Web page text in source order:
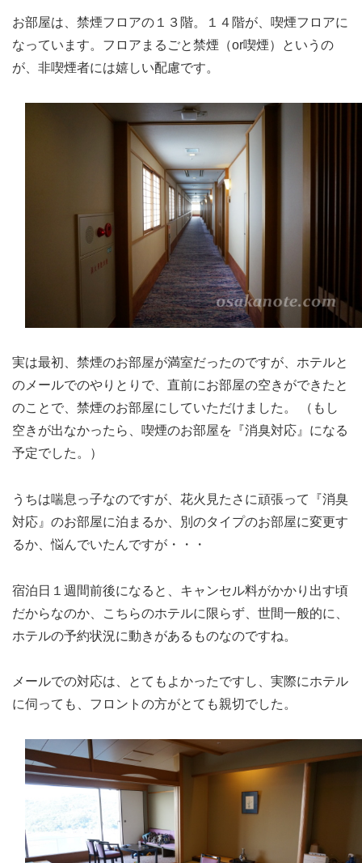
お部屋は、禁煙フロアの１３階。１４階が、喫煙フロアに
なっています。フロアまるごと禁煙（or喫煙）というの
が、非喫煙者には嬉しい配慮です。
実は最初、禁煙のお部屋が満室だったのですが、ホテルと
のメールでのやりとりで、直前にお部屋の空きができたと
のことで、禁煙のお部屋にしていただけました。 （もし
空きが出なかったら、喫煙のお部屋を『消臭対応』になる
予定でした。）
うちは喘息っ子なのですが、花火見たさに頑張って『消臭
対応』のお部屋に泊まるか、別のタイプのお部屋に変更す
るか、悩んでいたんですが・・・
宿泊日１週間前後になると、キャンセル料がかかり出す頃
だからなのか、こちらのホテルに限らず、世間一般的に、
ホテルの予約状況に動きがあるものなのですね。
メールでの対応は、とてもよかったですし、実際にホテル
に伺っても、フロントの方がとても親切でした。